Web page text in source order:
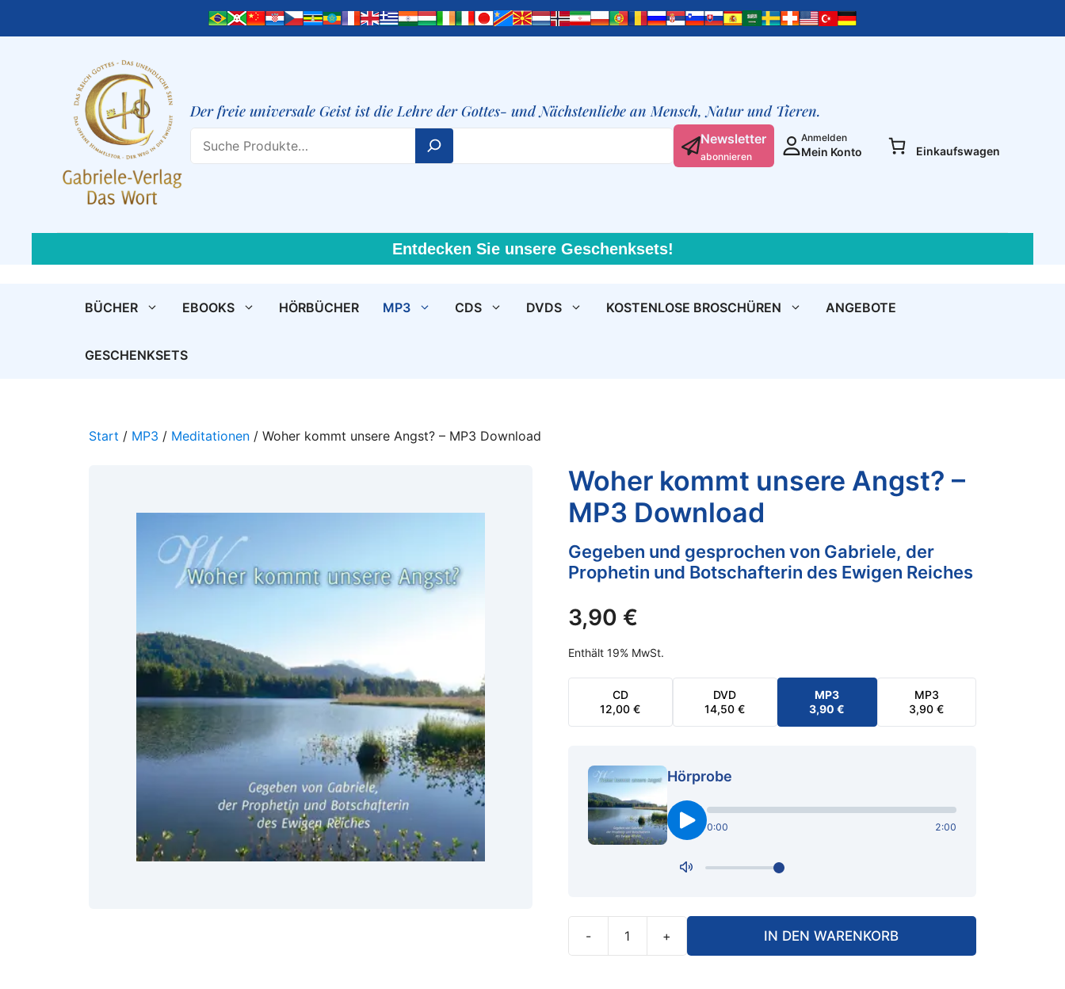
Der freie universale Geist ist die Lehre der Gottes- und Nächstenliebe an Mensch, Natur und Tieren.
Newsletter
abonnieren
Anmelden
Mein Konto Einkaufswagen
Entdecken Sie unsere Geschenksets!
BÜCHER EBOOKS HÖRBÜCHER MP3 CDS DVDS KOSTENLOSE BROSCHÜREN ANGEBOTE
GESCHENKSETS
Start / MP3 / Meditationen / Woher kommt unsere Angst? – MP3 Download
Woher kommt unsere Angst? –
MP3 Download
Gegeben und gesprochen von Gabriele, der
Prophetin und Botschafterin des Ewigen Reiches
3,90 €
Enthält 19% MwSt.
CD
12,00€
DVD
14,50€
MP3
3,90€
MP3
3,90€
Hörprobe
0:00 2:00
- + IN DEN WARENKORB
unsere
Angst?
Menge